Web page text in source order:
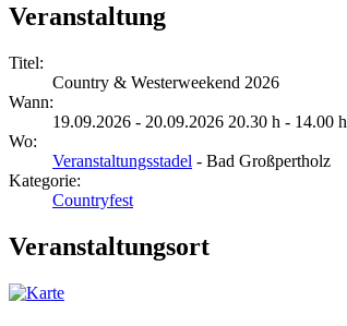
Veranstaltung
Titel:
Country & Westerweekend 2026
Wann:
19.09.2026 - 20.09.2026 20.30 h - 14.00 h
Wo:
Veranstaltungsstadel - Bad Großpertholz
Kategorie:
Countryfest
Veranstaltungsort